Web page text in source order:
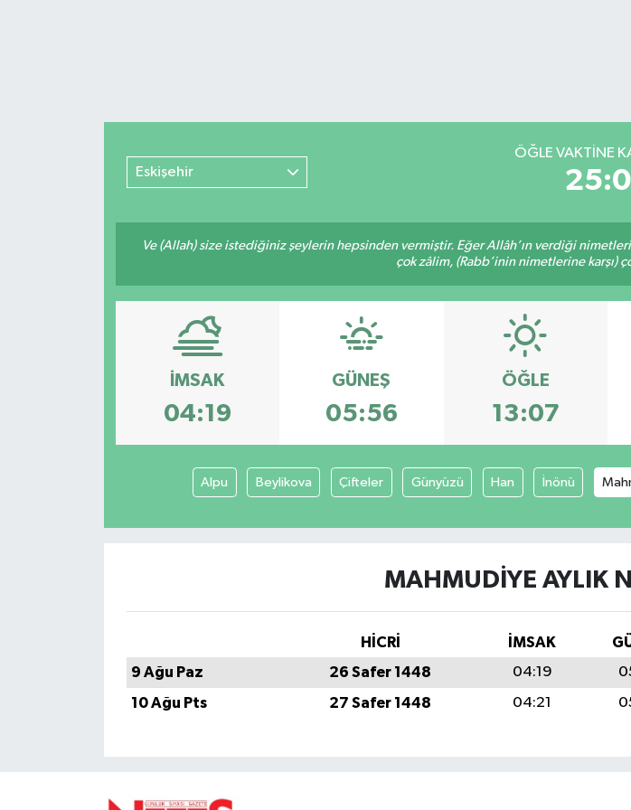
Eskişehir
ÖĞLE VAKTİNE
Ve (Allah) size istediğiniz şeylerin hepsinden vermiştir. Eğer Allâh’ın verdiği
çok zâlim, (Rabb’inin nimetlerine karşı)
İMSAK
04:19
GÜNEŞ
05:56
ÖĞLE
13:07
Alpu Beylikova Çifteler Günyüzü Han İnönü
MAHMUDIYE AYLIK
HİCRİ İMSAK
9 Ağu Paz
26 Safer 1448 04:19
10 Ağu Pts
27 Safer 1448 04:21